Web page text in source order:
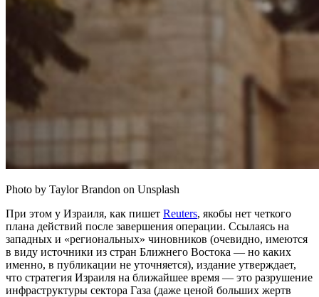
Photo by Taylor Brandon on Unsplash
При этом у Израиля, как пишет Reuters, якобы нет четкого
плана действий после завершения операции. Ссылаясь на
западных и «региональных» чиновников (очевидно, имеются
в виду источники из стран Ближнего Востока — но каких
именно, в публикации не уточняется), издание утверждает,
что стратегия Израиля на ближайшее время — это разрушение
инфраструктуры сектора Газа (даже ценой больших жертв